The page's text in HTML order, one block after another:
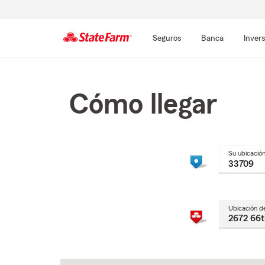
Seguros Banca
Cómo llegar
Su ubicación
Ubicación